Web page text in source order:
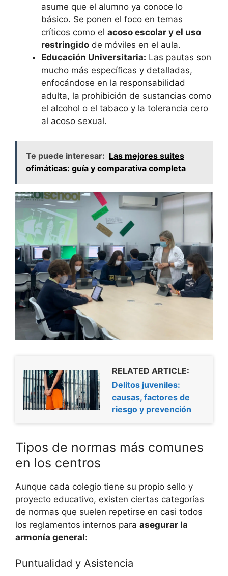
asume que el alumno ya conoce lo
básico. Se ponen el foco en temas
críticos como el acoso escolar y el uso
restringido de móviles en el aula.
Educación Universitaria: Las pautas son
mucho más específicas y detalladas,
enfocándose en la responsabilidad
adulta, la prohibición de sustancias como
el alcohol o el tabaco y la tolerancia cero
al acoso sexual.
Te puede interesar: Las mejores suites
ofimáticas: guía y comparativa completa
RELATED ARTICLE:
Delitos juveniles:
causas, factores de
riesgo y prevención
Tipos de normas más comunes
en los centros
Aunque cada colegio tiene su propio sello y
proyecto educativo, existen ciertas categorías
de normas que suelen repetirse en casi todos
los reglamentos internos para asegurar la
armonía general:
Puntualidad y Asistencia